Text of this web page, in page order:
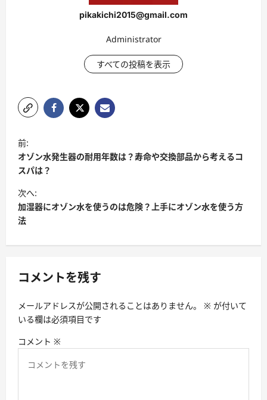
pikakichi2015@gmail.com
Administrator
すべての投稿を表示
ポ
ス
ト
ナ
ビ
ゲ
ー
ョ
ン
前:
オゾン水発生器の耐用年数は？寿命や交換部品から考えるコ
スパは？
次へ:
加湿器にオゾン水を使うのは危険？上手にオゾン水を使う方
法
コメントを残す
メールアドレスが公開されることはありません。 ※ が付いて
いる欄は必須項目です
コメント ※